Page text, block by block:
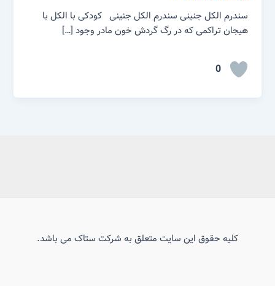
سندرم الکل جنینی سندرم الکل جنینی کودکی با الکل با
هیجان تراکمی که در رگ گردش خون مادر وجود […]
0
کلیه حقوق این سایت متعلق به شرکت ستاک می باشد.